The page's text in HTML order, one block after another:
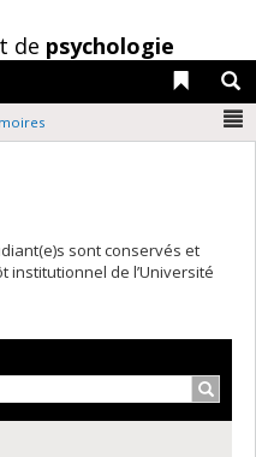
de psychologie
Liens
sont conservés et
institutionnel de l’Université